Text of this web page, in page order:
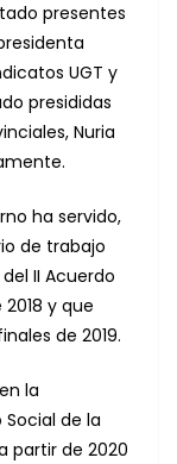
presentes
UGT y
presididas
Nuria
ha servido,
de trabajo
II Acuerdo
y que
de 2019.
la
de la
partir de 2020